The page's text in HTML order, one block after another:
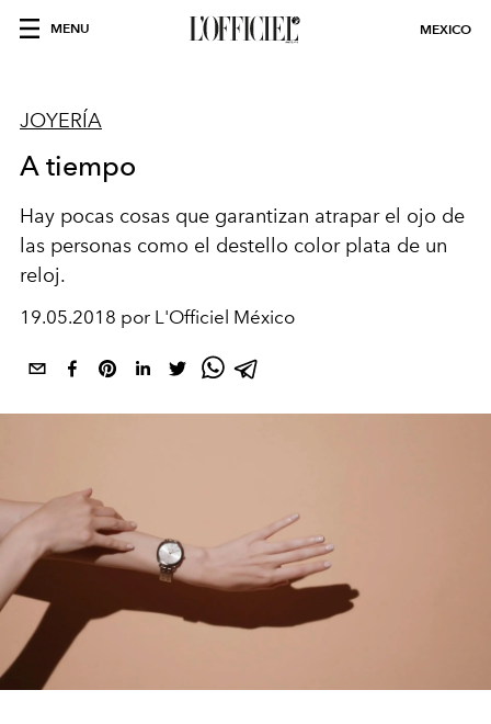
MENU MEXICO
JOYERÍA
A tiempo
Hay pocas cosas que garantizan atrapar el ojo de
las personas como el destello color plata de un
reloj.
19.05.2018 por L'Officiel México